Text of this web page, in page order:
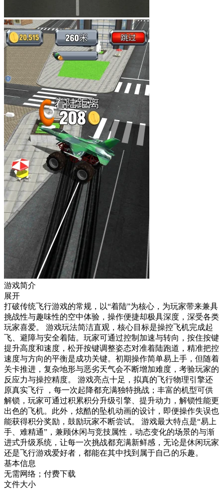
游戏简介
展开
打破传统飞行游戏的常规，以“着陆”为核心，为玩家带来兼具
挑战性与趣味性的空中体验，操作便捷却极具深度，深受各类
玩家喜爱。 游戏玩法简洁直观，核心目标是操控飞机完成起
飞、避障与安全着陆。玩家可通过控制加速与转向，按住按键
提升高度和速度，松开按键调整姿态对准着陆跑道，精准把控
速度与方向的平衡是成功关键。初期操作简单易上手，但随着
关卡推进，复杂地形与恶劣天气会不断增加难度，考验玩家的
反应力与操控精度。 游戏亮点十足，拟真的飞行物理引擎还
原真实飞行 ，每一次起降都充满独特挑战；丰富的机型可供
解锁，玩家可通过积累积分升级引擎、提升动力，解锁性能更
出色的飞机。此外，炫酷的坠机动画的设计，即便操作失误也
能获得积分奖励，鼓励玩家不断尝试。 游戏最大特点是“易上
手、难精通”，兼顾休闲与竞技属性，动态变化的场景的与渐
进式升级系统，让每一次挑战都充满新鲜感，无论是休闲玩家
还是飞行游戏爱好者，都能在其中找到属于自己的乐趣。
基本信息
无需网络；付费下载
文件大小